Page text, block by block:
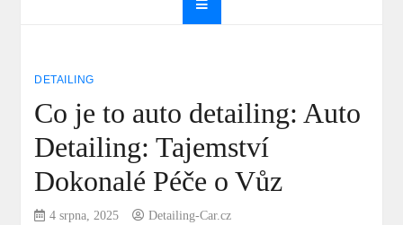
DETAILING
Co je to auto detailing: Auto
Detailing: Tajemství
Dokonalé Péče o Vůz
4 srpna, 2025 Detailing-Car.cz